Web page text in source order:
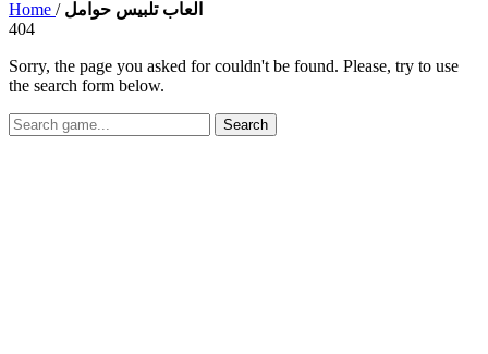
Home / العاب تلبيس حوامل
404
Sorry, the page you asked for couldn't be found. Please, try to use
the search form below.
Search